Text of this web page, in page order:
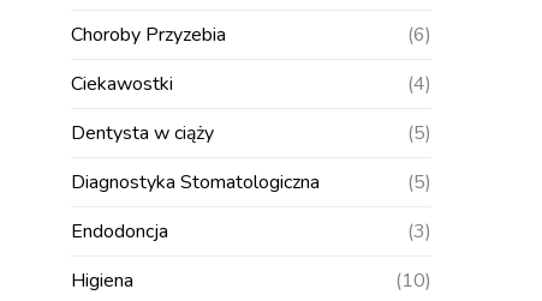
Choroby Przyzebia
(6)
Ciekawostki
(4)
Dentysta w ciąży
(5)
Diagnostyka Stomatologiczna
(5)
Endodoncja
(3)
Higiena
(10)